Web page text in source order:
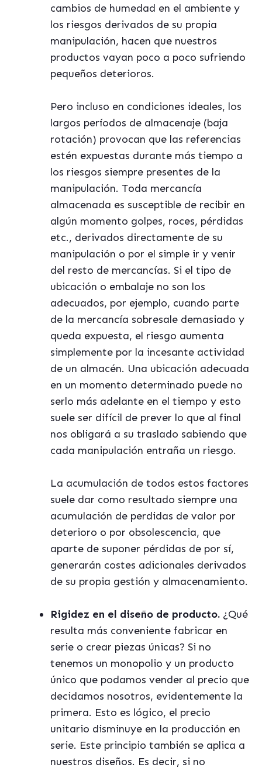
cambios de humedad en el ambiente y
los riesgos derivados de su propia
manipulación, hacen que nuestros
productos vayan poco a poco sufriendo
pequeños deterioros.
Pero incluso en condiciones ideales, los
largos períodos de almacenaje (baja
rotación) provocan que las referencias
estén expuestas durante más tiempo a
los riesgos siempre presentes de la
manipulación. Toda mercancía
almacenada es susceptible de recibir en
algún momento golpes, roces, pérdidas
etc., derivados directamente de su
manipulación o por el simple ir y venir
del resto de mercancías. Si el tipo de
ubicación o embalaje no son los
adecuados, por ejemplo, cuando parte
de la mercancía sobresale demasiado y
queda expuesta, el riesgo aumenta
simplemente por la incesante actividad
de un almacén. Una ubicación adecuada
en un momento determinado puede no
serlo más adelante en el tiempo y esto
suele ser difícil de prever lo que al final
nos obligará a su traslado sabiendo que
cada manipulación entraña un riesgo.
La acumulación de todos estos factores
suele dar como resultado siempre una
acumulación de perdidas de valor por
deterioro o por obsolescencia, que
aparte de suponer pérdidas de por sí,
generarán costes adicionales derivados
de su propia gestión y almacenamiento.
Rigidez en el diseño de producto. ¿Qué
resulta más conveniente fabricar en
serie o crear piezas únicas? Si no
tenemos un monopolio y un producto
único que podamos vender al precio que
decidamos nosotros, evidentemente la
primera. Esto es lógico, el precio
unitario disminuye en la producción en
serie. Este principio también se aplica a
nuestros diseños. Es decir, si no